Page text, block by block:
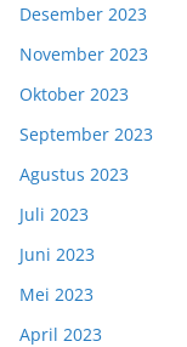
Desember 2023
November 2023
Oktober 2023
September 2023
Agustus 2023
Juli 2023
Juni 2023
Mei 2023
April 2023